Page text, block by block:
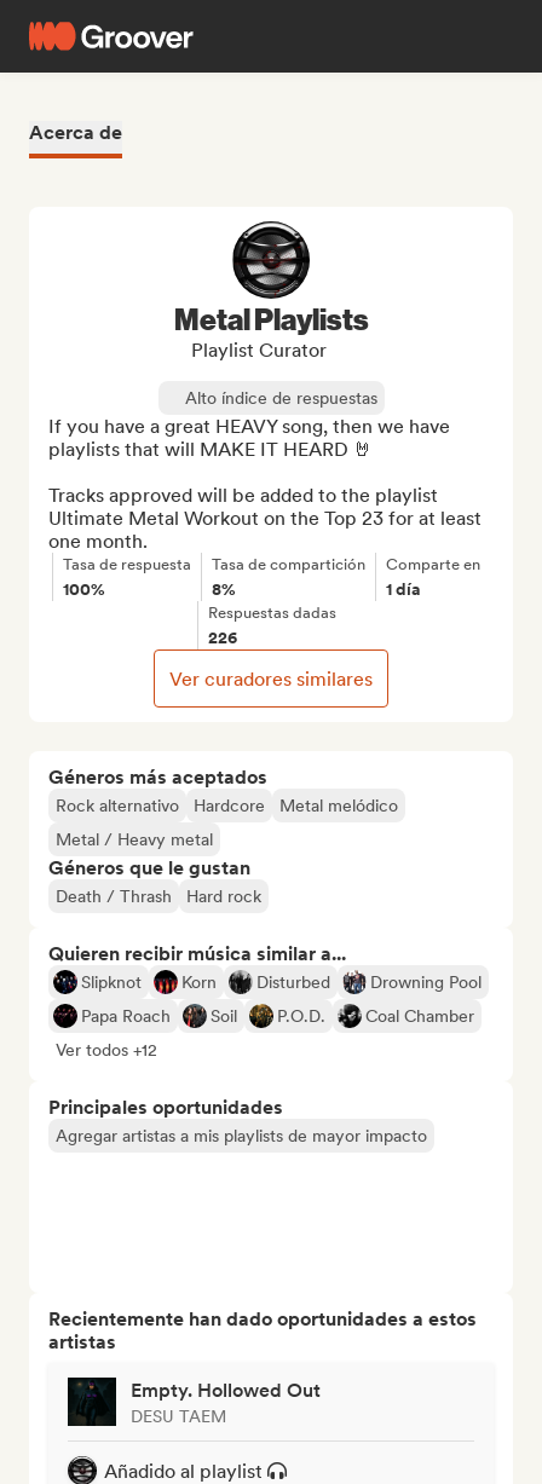
Acerca de
Géneros más aceptados
Rock alternativo Hardcore
Metal melódico
Metal / Heavy metal
Géneros que le gustan
Death / Thrash Hard rock
Quieren recibir música similar a...
Slipknot Korn Disturbed
Drowning Pool
Papa Roach
Soil P.O.D.
Coal Chamber
Ver todos +12
Principales oportunidades
Agregar artistas a mis playlists de mayor impacto
Recientemente han dado oportunidades a estos
artistas
Empty. Hollowed Out
DESU TAEM
Añadido al playlist
Metal Playlists
Playlist Curator
Alto índice de respuestas
If you have a great HEAVY song, then we have
playlists that will MAKE IT HEARD 🤘
Tracks approved will be added to the playlist
Ultimate Metal Workout on the Top 23 for at least
one month.
Tasa de respuesta
100%
Tasa de compartición
8%
Comparte en
1 día
Respuestas dadas
226
Ver curadores similares